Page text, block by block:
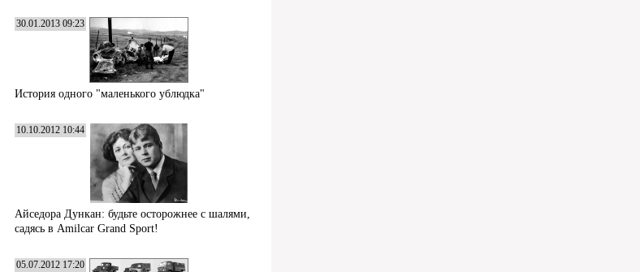
30.01.2013 09:23
История одного "маленького ублюдка"
10.10.2012 10:44
Айседора Дункан: будьте осторожнее с шалями,
садясь в Amilcar Grand Sport!
05.07.2012 17:20